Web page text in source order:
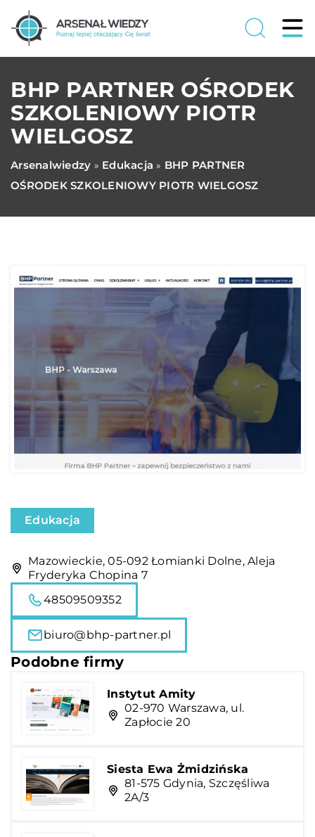
BHP PARTNER OŚRODEK
SZKOLENIOWY PIOTR
WIELGOSZ
Arsenalwiedzy » Edukacja » BHP PARTNER
OŚRODEK SZKOLENIOWY PIOTR WIELGOSZ
Edukacja
Mazowieckie, 05-092 Łomianki Dolne, Aleja
Fryderyka Chopina 7
48509509352
biuro@bhp-partner.pl
Podobne firmy
Instytut Amity
02-970 Warszawa, ul.
Zapłocie 20
Siesta Ewa Żmidzińska
81-575 Gdynia, Szczęśliwa
2A/3